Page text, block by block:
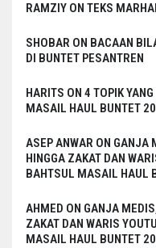
RAMZIY ON TEKS
SHOBAR ON BACAAN
DI BUNTET PESANTREN
HARITS ON 4 TOPIK
MASAIL HAUL BUNTET
ASEP ANWAR ON GANJA
HINGGA ZAKAT DAN
BAHTSUL MASAIL HAUL
AHMED ON GANJA
ZAKAT DAN WARIS
MASAIL HAUL BUNTET